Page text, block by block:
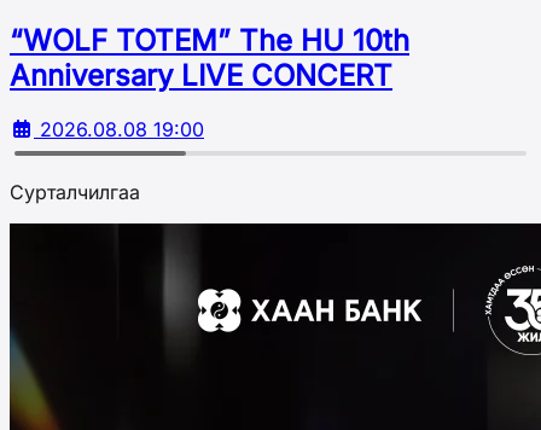
“WOLF TOTEM” The HU 10th
Аnniversary LIVE CONCERT
2026.08.08 19:00
Сурталчилгаа